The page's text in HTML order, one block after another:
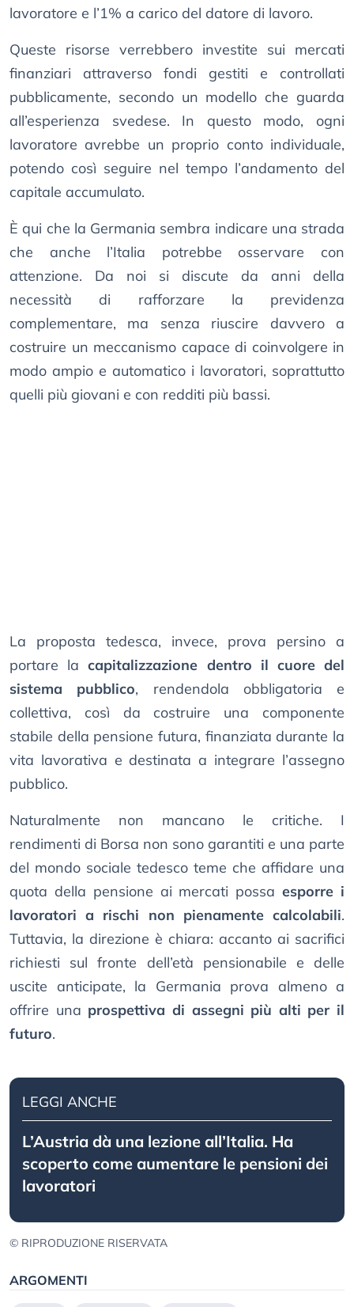
lavoratore e l’1% a carico del datore di lavoro.
Queste risorse verrebbero investite sui mercati
finanziari attraverso fondi gestiti e controllati
pubblicamente, secondo un modello che guarda
all’esperienza svedese. In questo modo, ogni
lavoratore avrebbe un proprio conto individuale,
potendo così seguire nel tempo l’andamento del
capitale accumulato.
È qui che la Germania sembra indicare una strada
che anche l’Italia potrebbe osservare con
attenzione. Da noi si discute da anni della
necessità di rafforzare la previdenza
complementare, ma senza riuscire davvero a
costruire un meccanismo capace di coinvolgere in
modo ampio e automatico i lavoratori, soprattutto
quelli più giovani e con redditi più bassi.
La proposta tedesca, invece, prova persino a
portare lacapitalizzazione dentro il cuore del
sistema pubblico, rendendola obbligatoria e
collettiva, così da costruire una componente
stabile della pensione futura, finanziata durante la
vita lavorativa e destinata a integrare l’assegno
pubblico.
Naturalmente non mancano le critiche. I
rendimenti di Borsa non sono garantiti e una parte
del mondo sociale tedesco teme che affidare una
quota della pensione ai mercati possaesporre i
lavoratori a rischi non pienamente calcolabili.
Tuttavia, la direzione è chiara: accanto ai sacrifici
richiesti sul fronte dell’età pensionabile e delle
uscite anticipate, la Germania prova almeno a
offrire una prospettiva di assegni più alti per il
futuro.
LEGGI ANCHE
L’Austria dà una lezione all’Italia. Ha
scoperto come aumentare le pensioni dei
lavoratori
© RIPRODUZIONE RISERVATA
ARGOMENTI